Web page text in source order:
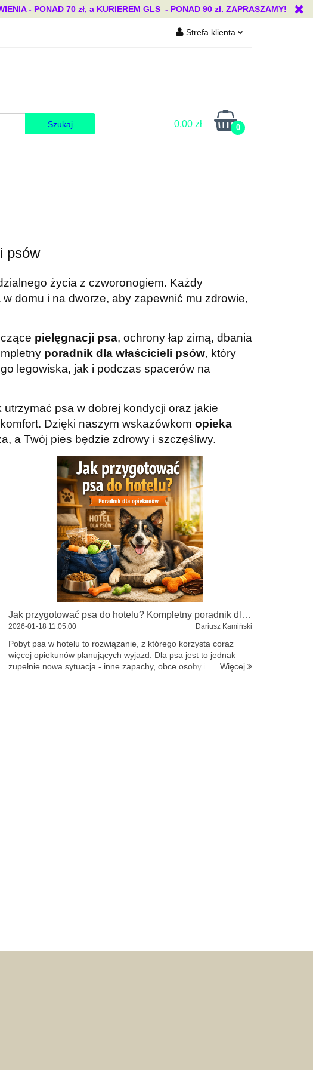
- PONAD 70 zł, a KURIEREM GLS - PONAD 90 zł. ZAPRASZAMY!
Strefa klienta
Zgody cookies
0,00 zł 0
psów
życia z czworonogiem. Każdy
w domu i na dworze, aby zapewnić mu zdrowie,
pielęgnacji psa, ochrony łap zimą, dbania
poradnik dla właścicieli psów, który
legowiska, jak i podczas spacerów na
psa w dobrej kondycji oraz jakie
Dzięki naszym wskazówkom opieka
a Twój pies będzie zdrowy i szczęśliwy.
Jak przygotować psa do hotelu? Kompletny poradnik dla opiekunów
2026-01-18 11:05:00 Dariusz Kamiński
Pobyt psa w hotelu to rozwiązanie, z którego korzysta coraz
więcej opiekunów planujących wyjazd. Dla psa jest to jednak
zupełnie nowa sytuacja - inne zapachy, obce osoby i zwierzęta.
Więcej